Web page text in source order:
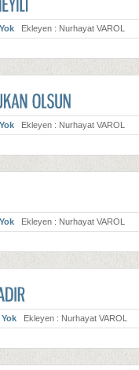
Ekleyen : Nurhayat VAROL
Ekleyen : Nurhayat VAROL
Ekleyen : Nurhayat VAROL
Ekleyen : Nurhayat VAROL